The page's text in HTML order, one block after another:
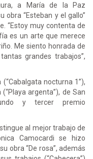
a María de la Paz
obra “Esteban y el gallo”
“Estoy muy contenta de
es un arte que merece
Me siento honrada de
grandes trabajos”,
nocturna 1”),
argenta”), de San
y tercer premio
al mejor trabajo de
Camocardi se hizo
obra “De rosa”, además